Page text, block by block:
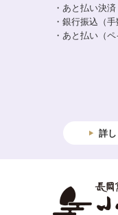
・あと払い決
・銀行振込（
・あと払い（ペ
詳